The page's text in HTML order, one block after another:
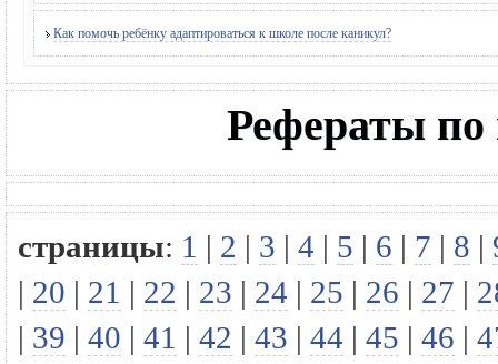
Как помочь ребёнку адаптироваться к школе после каникул?
Рефераты по
страницы: 1 | 2 | 3 | 4 | 5 | 6 | 7 | 8 |
| 20 | 21 | 22 | 23 | 24 | 25 | 26 | 27 |
| 39 | 40 | 41 | 42 | 43 | 44 | 45 | 46 |